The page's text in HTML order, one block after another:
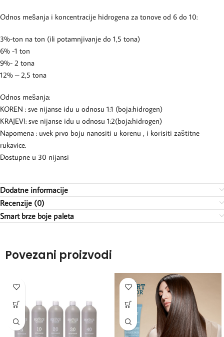
Odnos mešanja i koncentracije hidrogena za tonove od 6 do 10:
3%-ton na ton (ili potamnjivanje do 1,5 tona)
6% -1 ton
9%- 2 tona
12% – 2,5 tona
Odnos mešanja:
KOREN : sve nijanse idu u odnosu 1:1 (boja:hidrogen)
KRAJEVI: sve nijanse idu u odnosu 1:2(boja:hidrogen)
Napomena : uvek prvo boju nanositi u korenu , i korisiti zaštitne
rukavice.
Dostupne u 30 nijansi
Dodatne informacije
Recenzije (0)
Smart brze boje paleta
Povezani proizvodi